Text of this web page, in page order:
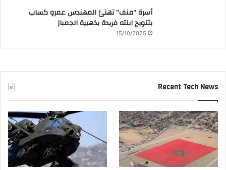
أسرة “منف” تهنئ المهندس عمرو كساب
بتتويج ابنته فريدة بذهبية الجمباز
15/10/2025
Recent Tech News